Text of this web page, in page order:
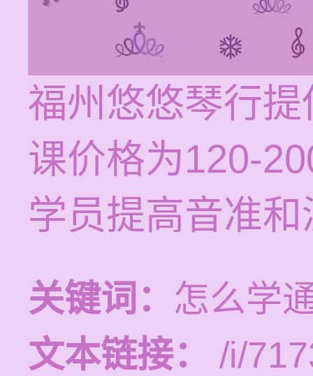
福州悠悠琴行
课价格为120-
学员提高音准
关键词： 怎么学
文本链接：
/i/